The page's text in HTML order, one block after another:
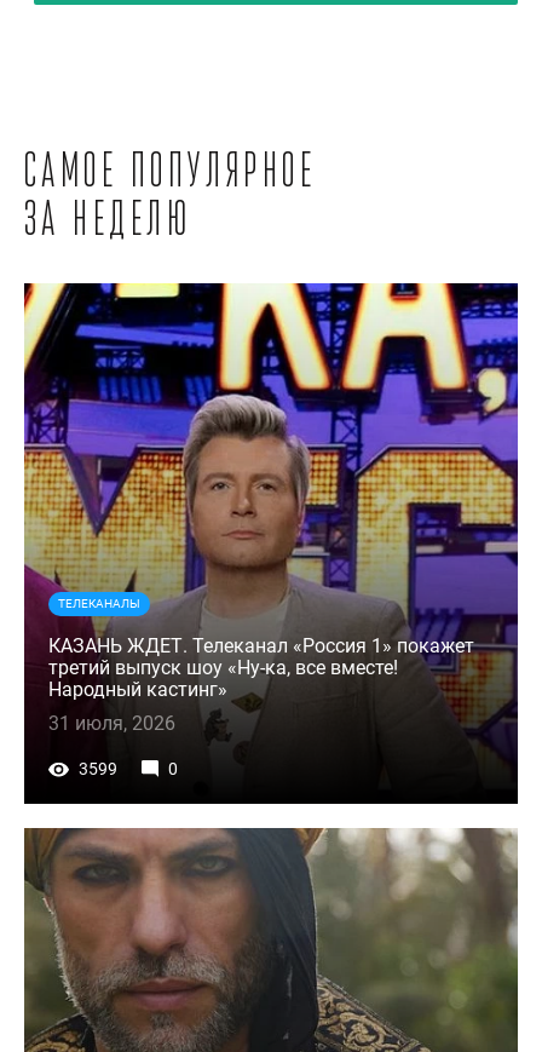
Самое популярное
за неделю
ТЕЛЕКАНАЛЫ
КАЗАНЬ ЖДЕТ. Телеканал «Россия 1» покажет
третий выпуск шоу «Ну-ка, все вместе!
Народный кастинг»
31 июля, 2026
3599 0